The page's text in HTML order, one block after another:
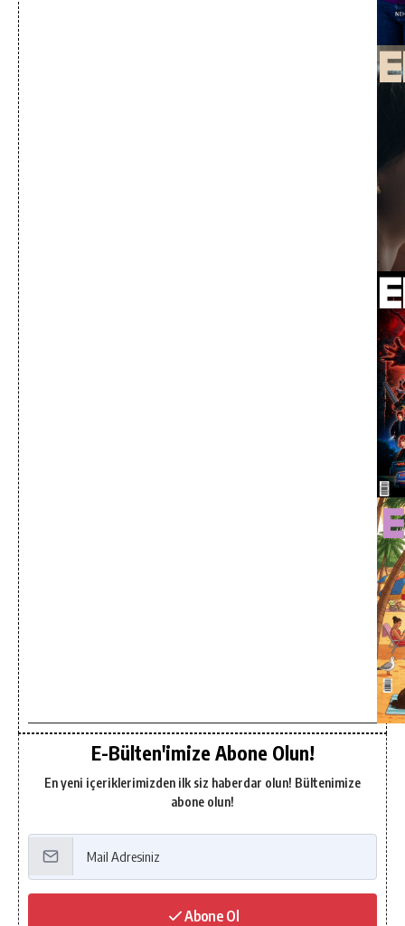
E-Bülten'imize Abone Olun!
En yeni içeriklerimizden ilk siz haberdar olun! Bültenimize
abone olun!
Abone Ol